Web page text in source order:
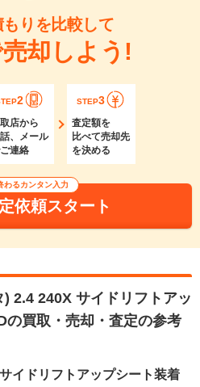
りを比較して
却しよう!
2
店から
、メール
連絡
STEP3
査定額を
比べて売却先
を決める
わるカンタン入力
依頼スタート
2.4 240X サイドリフトアッ
の買取・売却・査定の参考
イドリフトアップシート装着